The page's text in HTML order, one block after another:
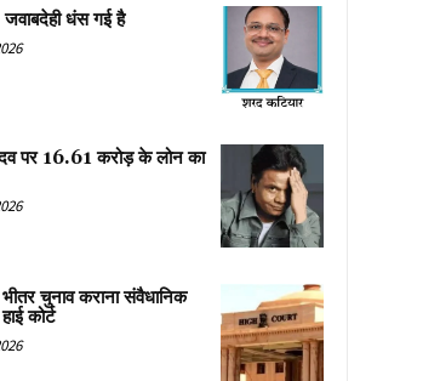
धंस गई है
पर 16.61 करोड़ के लोन का
चुनाव कराना संवैधानिक
कोर्ट